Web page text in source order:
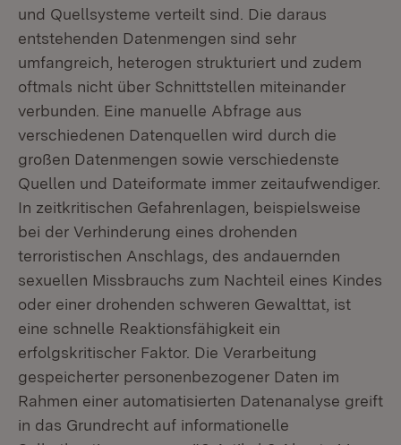
und Quellsysteme verteilt sind. Die daraus
entstehenden Datenmengen sind sehr
umfangreich, heterogen strukturiert und zudem
oftmals nicht über Schnittstellen miteinander
verbunden. Eine manuelle Abfrage aus
verschiedenen Datenquellen wird durch die
großen Datenmengen sowie verschiedenste
Quellen und Dateiformate immer zeitaufwendiger.
In zeitkritischen Gefahrenlagen, beispielsweise
bei der Verhinderung eines drohenden
terroristischen Anschlags, des andauernden
sexuellen Missbrauchs zum Nachteil eines Kindes
oder einer drohenden schweren Gewalttat, ist
eine schnelle Reaktionsfähigkeit ein
erfolgskritischer Faktor. Die Verarbeitung
gespeicherter personenbezogener Daten im
Rahmen einer automatisierten Datenanalyse greift
in das Grundrecht auf informationelle